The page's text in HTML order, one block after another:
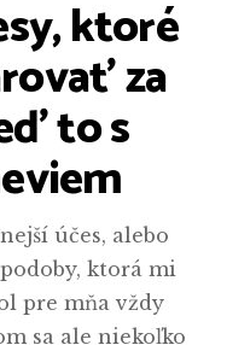
ktoré
za
to s
účes, alebo
ktorá mi
pre mňa vždy
sa ale niekoľko